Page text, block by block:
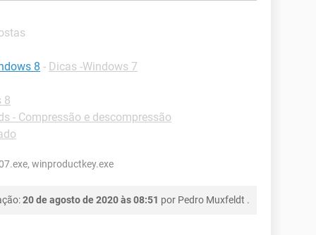
8 - Dicas -Windows 7
8
- Compressão e descompressão
winproductkey.exe
20 de agosto de 2020 às 08:51 por Pedro Muxfeldt .